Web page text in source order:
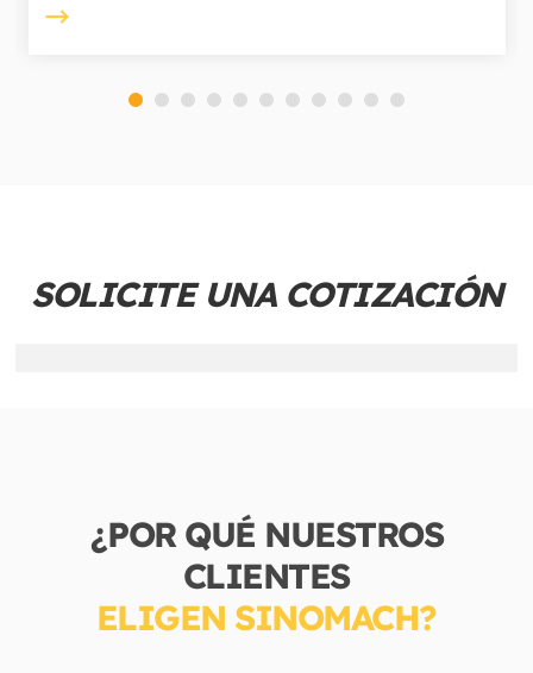
SOLICITE UNA COTIZACIÓN
¿POR QUÉ NUESTROS
CLIENTES
ELIGEN SINOMACH?